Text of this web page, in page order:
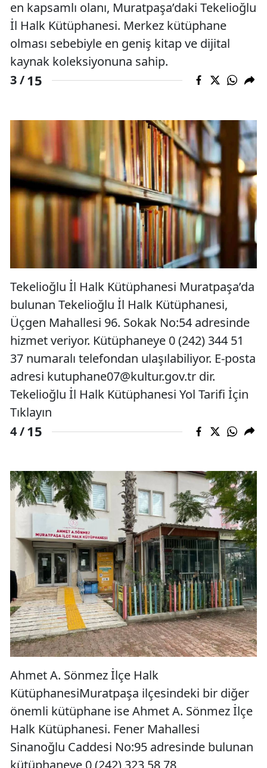
en kapsamlı olanı, Muratpaşa’daki Tekelioğlu
İl Halk Kütüphanesi. Merkez kütüphane
olması sebebiyle en geniş kitap ve dijital
kaynak koleksiyonuna sahip.
3 /15
Tekelioğlu İl Halk Kütüphanesi Muratpaşa’da
bulunan Tekelioğlu İl Halk Kütüphanesi,
Üçgen Mahallesi 96. Sokak No:54 adresinde
hizmet veriyor. Kütüphaneye 0 (242) 344 51
37 numaralı telefondan ulaşılabiliyor. E-posta
adresi kutuphane07@kultur.gov.tr dir.
Tekelioğlu İl Halk Kütüphanesi Yol Tarifi İçin
Tıklayın
4 /15
Ahmet A. Sönmez İlçe Halk
KütüphanesiMuratpaşa ilçesindeki bir diğer
önemli kütüphane ise Ahmet A. Sönmez İlçe
Halk Kütüphanesi. Fener Mahallesi
Sinanoğlu Caddesi No:95 adresinde bulunan
kütüphaneye 0 (242) 323 58 78